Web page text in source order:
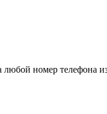
номер телефона